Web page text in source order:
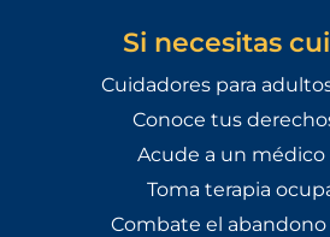
Si necesitas
Cuidadores para
Conoce tus
Acude a un médico
Toma terapia
Combate el